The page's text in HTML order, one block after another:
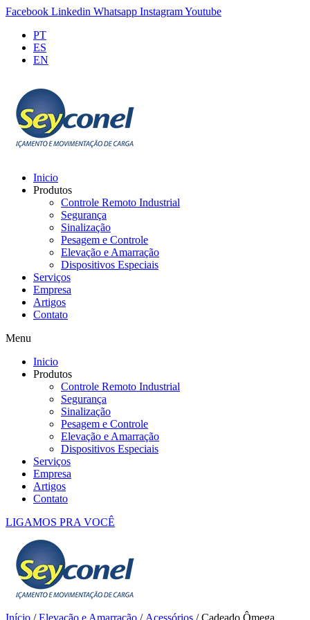
Facebook Linkedin Whatsapp InstagramYoutube
PT
ES
EN
Inicio
Produtos
Controle Remoto Industrial
Segurança
Sinalização
Pesagem e Controle
Elevação e Amarração
Dispositivos Especiais
Serviços
Empresa
Artigos
Contato
Menu
Inicio
Produtos
Controle Remoto Industrial
Segurança
Sinalização
Pesagem e Controle
Elevação e Amarração
Dispositivos Especiais
Serviços
Empresa
Artigos
Contato
LIGAMOS PRA VOCÊ
Início /Elevação e Amarração / Acessórios / Cadeado Ômega